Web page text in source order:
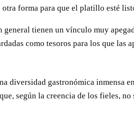
forma para que el platillo esté
general tienen un vínculo muy
como tesoros para los que las
diversidad gastronómica inmensa
según la creencia de los fieles,